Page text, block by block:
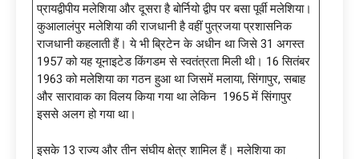
प्रायद्वीपीय मलेशिया और दूसरा है बोर्नियो द्वीप पर बसा पूर्वी मलेशिया।
कुआलालंपुर मलेशिया की राजधानी है वहीं पुत्रजया प्रशासनिक
राजधानी कहलाती हैं। ये भी ब्रिटेन के अधीन था जिसे 31 अगस्त
1957 को यह यूनाइटेड किंगडम से स्वतंत्रता मिली थी। 16 सितंबर
1963 को मलेशिया का गठन हुआ था जिसमें मलाया, सिंगापुर, सबाह
और सारावाक का विलय किया गया था लेकिन 1965 में सिंगापुर
इससे अलग हो गया था।
इसके 13 राज्य और तीन संघीय क्षेत्र शामिल हैं। मलेशिया का